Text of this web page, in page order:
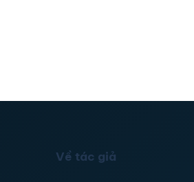
Về tác giả